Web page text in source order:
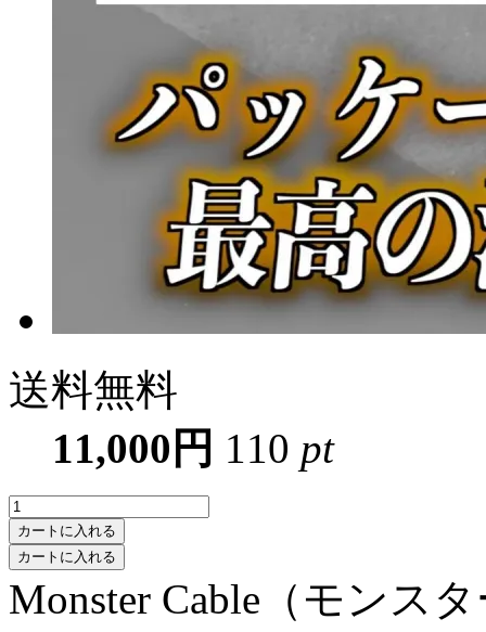
送料無料
11,000円 110 pt
カートに入れる
Monster Cable（モンス